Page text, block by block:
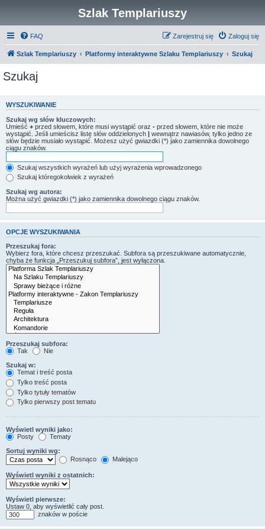
Szlak Templariuszy
FAQ Zaloguj się
Zarejestruj się
Szlak Templariuszy Platformy interaktywne Szlaku Templariuszy Szukaj
Szukaj
WYSZUKIWANIE
Szukaj wg słów kluczowych:
Umieść + przed słowem, które musi wystąpić oraz - przed słowem, które nie może
wystąpić. Jeśli umieścisz listę słów oddzielonych | wewnątrz nawiasów, tylko jedno ze
słów będzie musiało wystąpić. Możesz użyć gwiazdki (*) jako zamiennika dowolnego
ciągu znaków.
Szukaj wszystkich wyrażeń lub użyj wyrażenia wprowadzonego
Szukaj któregokolwiek z wyrażeń
Szukaj wg autora:
Można użyć gwiazdki (*) jako zamiennika dowolnego ciągu znaków.
OPCJE WYSZUKIWANIA
Przeszukaj fora:
Wybierz fora, które chcesz przeszukać. Subfora są przeszukiwane automatycznie,
chyba że funkcja „Przeszukuj subfora”, jest wyłączona.
Przeszukaj subfora:
Tak
Nie
Szukaj w:
Temat i treść posta
Tylko treść posta
Tylko tytuły tematów
Tylko pierwszy post tematu
Wyświetl wyniki jako:
Posty
Tematy
Sortuj wyniki wg:
Rosnąco
Malejąco
Wyświetl wyniki z ostatnich:
Wyświetl pierwsze:
Ustaw 0, aby wyświetlić cały post.
znaków w poście